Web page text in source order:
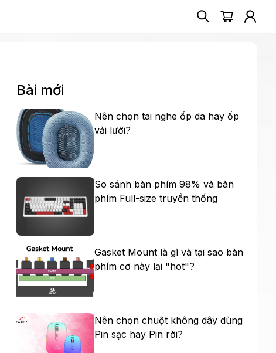
Bài mới
Nên chọn tai nghe ốp da hay ốp
vải lưới?
So sánh bàn phím 98% và bàn
phím Full-size truyền thống
Gasket Mount là gì và tại sao bàn
phím cơ này lại "hot"?
Nên chọn chuột không dây dùng
Pin sạc hay Pin rời?